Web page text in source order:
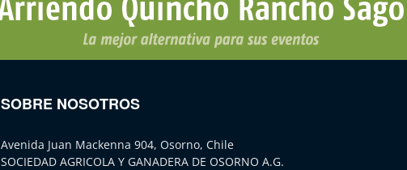
SOBRE NOSOTROS
Avenida Juan Mackenna 904, Osorno, Chile
SOCIEDAD AGRICOLA Y GANADERA DE OSORNO A.G.